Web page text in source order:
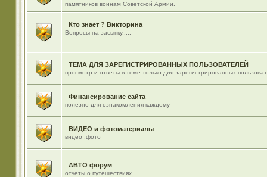
памятников воинам Советской Армии.
Кто знает ? Викторина
Вопросы на засыпку.....
ТЕМА ДЛЯ ЗАРЕГИСТРИРОВАННЫХ ПОЛЬЗОВАТЕЛЕЙ
просмотр и ответы в теме только для зарегистрированных
Финансирование сайта
полезно для ознакомления каждому
ВИДЕО и фотоматериалы
видео ,фото
АВТО форум
отчеты о путешествиях